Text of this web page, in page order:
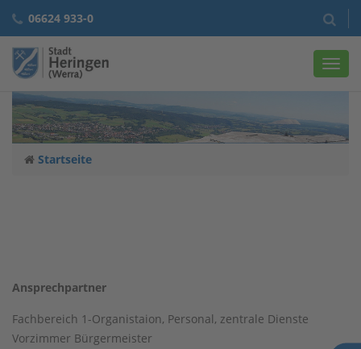
06624 933-0
Startseite
Ansprechpartner
Fachbereich 1-Organistaion, Personal, zentrale Dienste
Vorzimmer Bürgermeister